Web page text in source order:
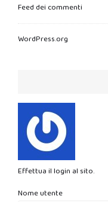
Feed dei commenti
WordPress.org
Effettua il login al sito.
Nome utente